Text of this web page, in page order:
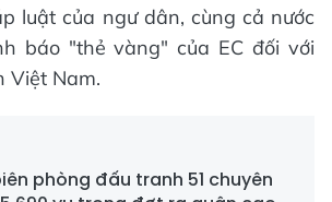
luật của ngư dân, cùng cả nước
báo "thẻ vàng" của EC đối với
Việt Nam.
phòng đấu tranh 51 chuyên